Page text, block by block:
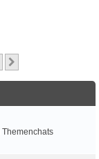
Themenchats